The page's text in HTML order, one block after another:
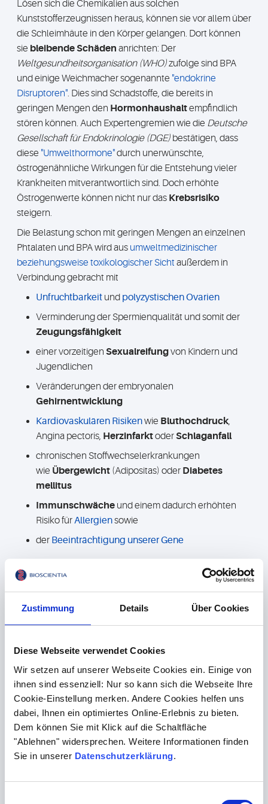
Zustimmung Details Über Cookies
Diese Webseite verwendet Cookies
Wir setzen auf unserer Webseite Cookies ein. Einige von
ihnen sind essenziell: Nur so kann sich die Webseite Ihre
Cookie-Einstellung merken. Andere Cookies helfen uns
dabei, Ihnen ein optimiertes Online-Erlebnis zu bieten.
Dem können Sie mit Klick auf die Schaltfläche
"Ablehnen" widersprechen. Weitere Informationen finden
Sie in unserer Datenschutzerklärung.
Lösen sich die Chemikalien aus solchen
Kunststofferzeugnissen heraus, können sie vor allem über
die Schleimhäute in den Körper gelangen. Dort können
sie bleibende Schäden anrichten: Der
Weltgesundheitsorganisation (WHO)zufolge sind BPA
und einige Weichmacher sogenannte "endokrine
Disruptoren". Dies sind Schadstoffe, die bereits in
geringen Mengen den Hormonhaushaltempfindlich
stören können. Auch Expertengremien wie die Deutsche
Gesellschaft für Endokrinologie (DGE) bestätigen, dass
diese "Umwelthormone"durch unerwünschte,
östrogenähnliche Wirkungen für die Entstehung vieler
Krankheiten mitverantwortlich sind. Doch erhöhte
Östrogenwerte können nicht nur das Krebsrisiko
steigern.
Die Belastung schon mit geringen Mengen an einzelnen
Phtalaten und BPA wird aus umweltmedizinischer
beziehungsweise toxikologischer Sicht außerdem in
Verbindung gebracht mit
Unfruchtbarkeit und polyzystischen Ovarien
Verminderung der Spermienqualität und somit der
Zeugungsfähigkeit
einer vorzeitigen Sexualreifungvon Kindern und
Jugendlichen
Veränderungen der embryonalen
Gehirnentwicklung
Kardiovaskulären Risikenwie Bluthochdruck,
Angina pectoris, HerzinfarktoderSchlaganfall
chronischen Stoffwechselerkrankungen
wie Übergewicht (Adipositas) oder Diabetes
mellitus
Immunschwäche und einem dadurch erhöhten
Risiko fürAllergiensowie
der Beeinträchtigung unserer Gene
Erkrankungen in den Industrieländern warnte eineWHO-
Studie bereits 2013 von einer "globalen Bedrohung"
durch das Umwelthormon BPA. Um insbesondere Babys
und Kleinkinder zu schützen, müssenBabyartikelwie
einigen Jahren phtalatfrei und ohne Bisphenol A
hergestellt werden. Darüber hinaus wurden zum Schutz
der Verbraucherinnen und Verbraucher für den
industriellen Einsatz unterschiedlicher Weichmacher
verschiedene Grenzwerte festgelegt. Der EU-weit gültige
Grenzwertdafür, wie viel BPA aus
Lebensmittelkontaktmaterialien aus Plastik in
Nahrungsmittel übergehen darf, liegt beispielsweise bei